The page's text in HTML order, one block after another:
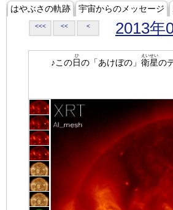
はやぶさの軌跡 宇宙からのメッセージ
<<< << < 2013年
♪この日
ひ
の「あけぼの」 衛星
えいせい
の